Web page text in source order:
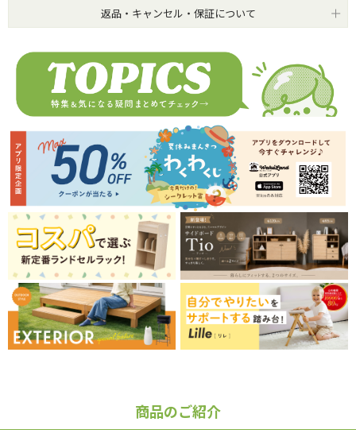
返品・キャンセル・保証について
商品のご紹介